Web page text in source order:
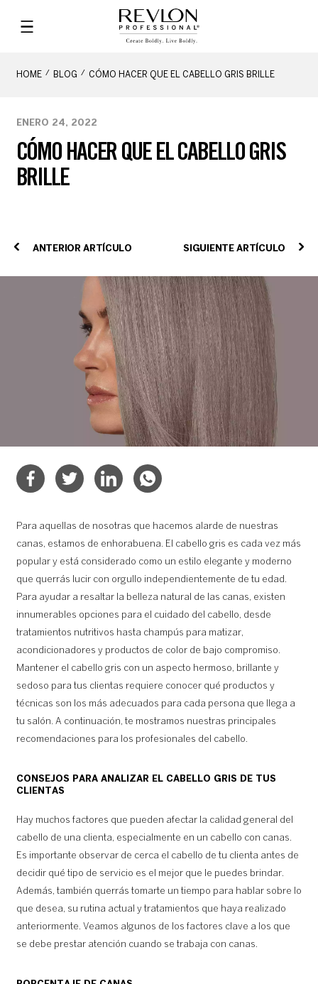
HOME BLOG CÓMO HACER QUE EL CABELLO GRIS BRILLE
CÓMO HACER QUE EL CABELLO GRIS
BRILLE
ENERO 24, 2022
ANTERIOR ARTÍCULO SIGUIENTE ARTÍCULO
Para aquellas de nosotras que hacemos alarde de nuestras
canas, estamos de enhorabuena. El cabello gris es cada vez más
popular y está considerado como un estilo elegante y moderno
que querrás lucir con orgullo independientemente de tu edad.
Para ayudar a resaltar la belleza natural de las canas, existen
innumerables opciones para el cuidado del cabello, desde
tratamientos nutritivos hasta champús para matizar,
acondicionadores y productos de color de bajo compromiso.
Mantener el cabello gris con un aspecto hermoso, brillante y
sedoso para tus clientas requiere conocer qué productos y
técnicas son los más adecuados para cada persona que llega a
tu salón. A continuación, te mostramos nuestras principales
recomendaciones para los profesionales del cabello.
CONSEJOS PARA ANALIZAR EL CABELLO GRIS DE TUS
CLIENTAS
Hay muchos factores que pueden afectar la calidad general del
cabello de una clienta, especialmente en un cabello con canas.
Es importante observar de cerca el cabello de tu clienta antes de
decidir qué tipo de servicio es el mejor que le puedes brindar.
Además, también querrás tomarte un tiempo para hablar sobre lo
que desea, su rutina actual y tratamientos que haya realizado
anteriormente. Veamos algunos de los factores clave a los que
se debe prestar atención cuando se trabaja con canas.